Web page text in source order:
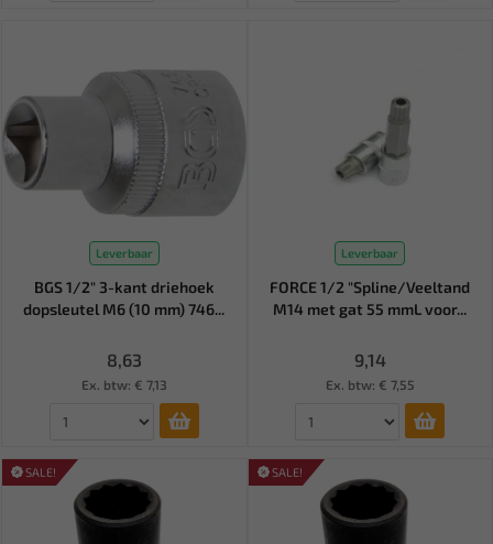
Leverbaar
BGS 1/2" 3-kant driehoek
dopsleutel M6 (10 mm) 746...
8,63
Ex. btw: € 7,13
Leverbaar
FORCE 1/2 "Spline/Veeltand
M14 met gat 55 mmL voor...
9,14
Ex. btw: € 7,55
SALE! SALE!